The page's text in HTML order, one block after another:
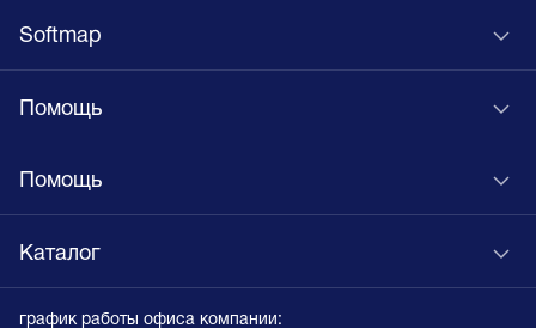
Softmap
Помощь
Помощь
Каталог
график работы офиса компании: